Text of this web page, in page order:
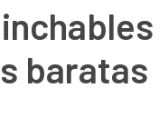
baratas